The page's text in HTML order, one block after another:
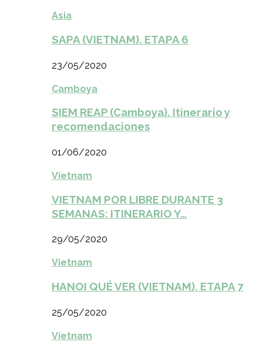
Asia
SAPA (VIETNAM). ETAPA 6
23/05/2020
Camboya
SIEM REAP (Camboya). Itinerario y
recomendaciones
01/06/2020
Vietnam
VIETNAM POR LIBRE DURANTE 3
SEMANAS: ITINERARIO Y…
29/05/2020
Vietnam
HANOI QUÉ VER (VIETNAM). ETAPA 7
25/05/2020
Vietnam